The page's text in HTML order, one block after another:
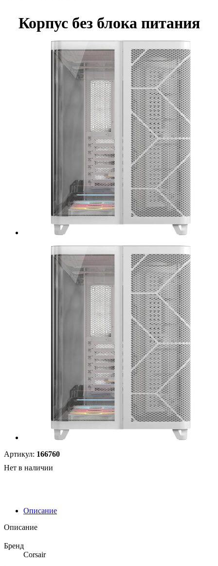
Корпус без блока питания
Артикул: 166760
Нет в наличии
Описание
Описание
Бренд
Corsair